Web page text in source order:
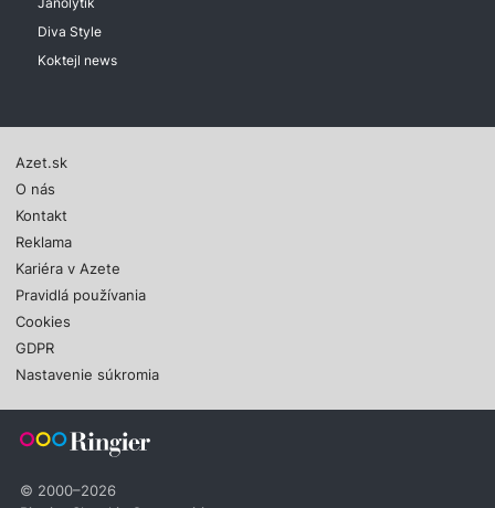
Diva Style
Koktejl news
Azet.sk
O nás
Kontakt
Reklama
Kariéra v Azete
Pravidlá používania
Cookies
GDPR
Nastavenie súkromia
© 2000–2026